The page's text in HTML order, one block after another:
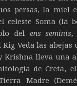
persas, la miel
celeste Soma (la
del ens seminis,
Rig Veda las abejas
Krishna lleva una
de Creta,
Madre